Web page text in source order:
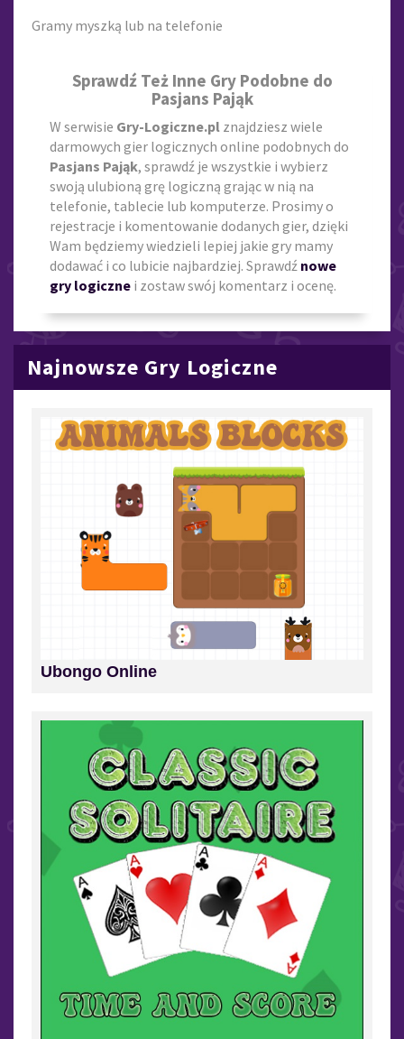
Gramy myszką lub na telefonie
Sprawdź Też Inne Gry Podobne do
Pasjans Pająk
W serwisie Gry-Logiczne.pl znajdziesz wiele
darmowych gier logicznych online podobnych do
Pasjans Pająk, sprawdź je wszystkie i wybierz
swoją ulubioną grę logiczną grając w nią na
telefonie, tablecie lub komputerze. Prosimy o
rejestracje i komentowanie dodanych gier, dzięki
Wam będziemy wiedzieli lepiej jakie gry mamy
dodawać i co lubicie najbardziej. Sprawdź nowe
gry logiczne i zostaw swój komentarz i ocenę.
Najnowsze Gry Logiczne
Ubongo Online